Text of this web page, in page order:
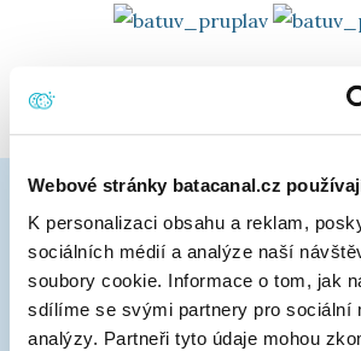
Webové stránky batacanal.cz
K personalizaci obsahu a reklam,
sociálních médií a analýze naší
soubory cookie. Informace o tom, jak
sdílíme se svými partnery pro sociální
analýzy. Partneři tyto údaje mohou